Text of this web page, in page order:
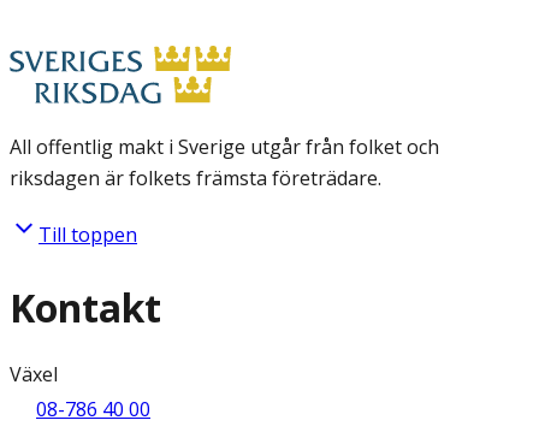
All offentlig makt i Sverige utgår från folket och
riksdagen är folkets främsta företrädare.
Till toppen
Kontakt
Växel
08-786 40 00